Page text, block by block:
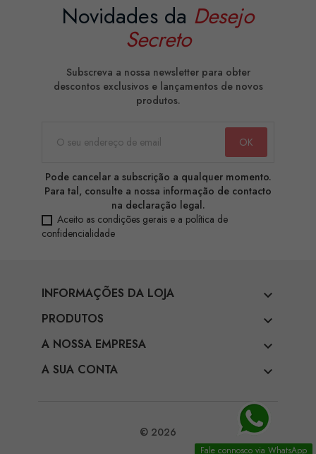
Novidades da Desejo
Secreto
Subscreva a nossa newsletter para obter
descontos exclusivos e lançamentos de novos
produtos.
Pode cancelar a subscrição a qualquer momento.
Para tal, consulte a nossa informação de contacto
na declaração legal.
Aceito as condições gerais e a política de
confidencialidade
INFORMAÇÕES DA LOJA 
PRODUTOS 
A NOSSA EMPRESA 
A SUA CONTA 
Fale connosco via WhatsApp
© 2026